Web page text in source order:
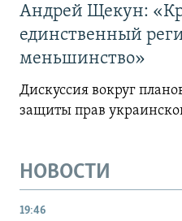
Андрей Щекун:
единственный
меньшинство»
Дискуссия вокруг
защиты прав
НОВОСТИ
19:46